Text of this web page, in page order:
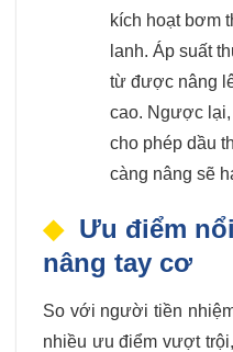
kích hoạt bơm
lanh. Áp suất
từ được nâng
cao. Ngược lại,
cho phép dầu
càng nâng sẽ
Ưu điểm
nâng tay cơ
So với người tiền
nhiều ưu điểm vượt